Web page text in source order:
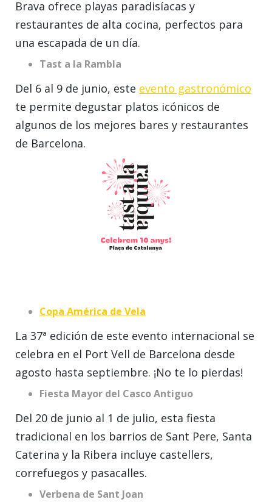
Brava ofrece playas paradisíacas y
restaurantes de alta cocina, perfectos para
una escapada de un día.
Tast a la Rambla
Del 6 al 9 de junio, este evento gastronómico
te permite degustar platos icónicos de
algunos de los mejores bares y restaurantes
de Barcelona.
Copa América de Vela
La 37ª edición de este evento internacional se
celebra en el Port Vell de Barcelona desde
agosto hasta septiembre. ¡No te lo pierdas!
Fiesta Mayor del Casco Antiguo
Del 20 de junio al 1 de julio, esta fiesta
tradicional en los barrios de Sant Pere, Santa
Caterina y la Ribera incluye castellers,
correfuegos y pasacalles.
Verbena de Sant Joan